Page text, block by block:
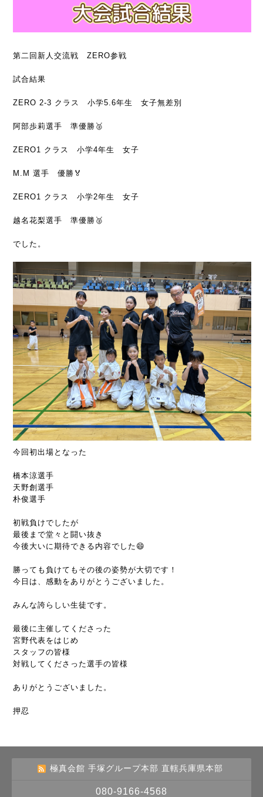
第二回新人交流戦 ZERO参戦
試合結果
ZERO 2-3 クラス 小学5.6年生 女子無差別
阿部歩莉選手 準優勝🥈
ZERO1 クラス 小学4年生 女子
M.M 選手 優勝🏅
ZERO1 クラス 小学2年生 女子
越名花梨選手 準優勝🥈
でした。
今回初出場となった
橋本涼選手
天野創選手
朴俊選手
初戦負けでしたが
最後まで堂々と闘い抜き
今後大いに期待できる内容でした😄
勝っても負けてもその後の姿勢が大切です！
今日は、感動をありがとうございました。
みんな誇らしい生徒です。
最後に主催してくださった
宮野代表をはじめ
スタッフの皆様
対戦してくださった選手の皆様
ありがとうございました。
押忍
極真会館 手塚グループ本部 直轄兵庫県本部
080-9166-4568